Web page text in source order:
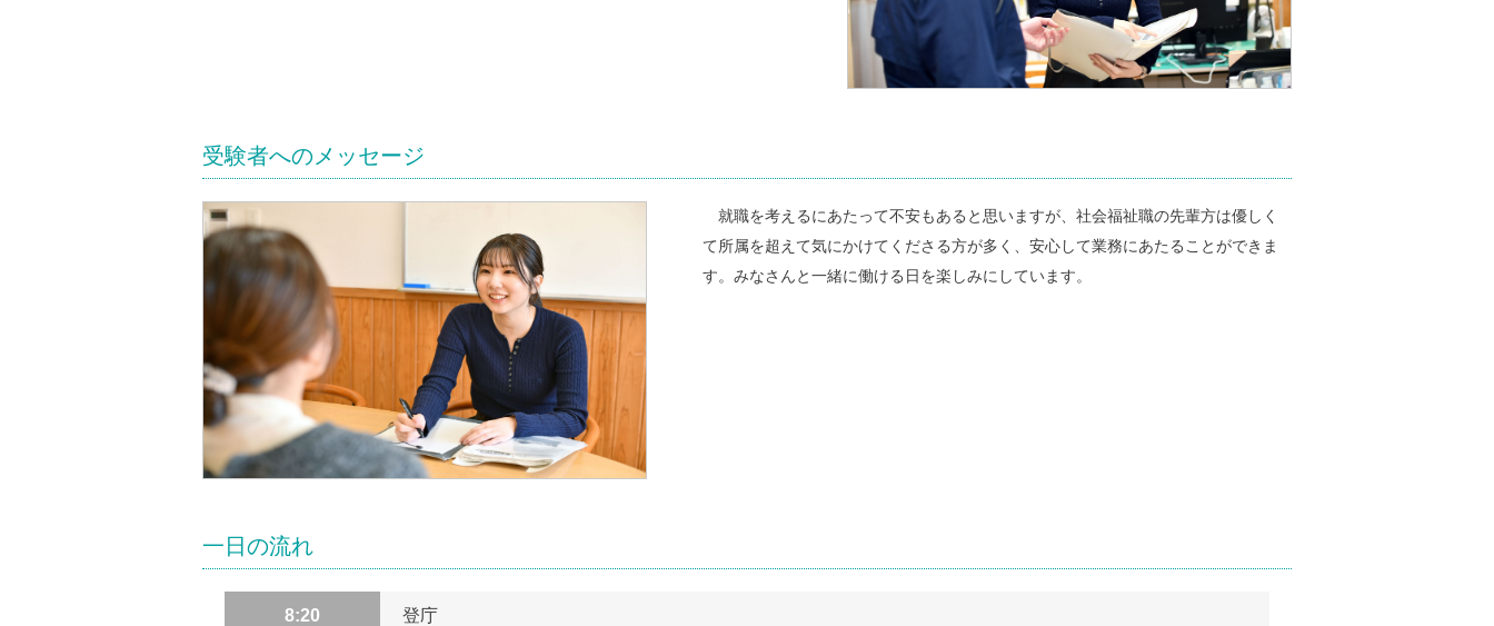
受験者へのメッセージ
就職を考えるにあたって不安もあると思いますが、社会福祉職の先輩方は優しく
て所属を超えて気にかけてくださる方が多く、安心して業務にあたることができま
す。みなさんと一緒に働ける日を楽しみにしています。
一日の流れ
8:20 登庁